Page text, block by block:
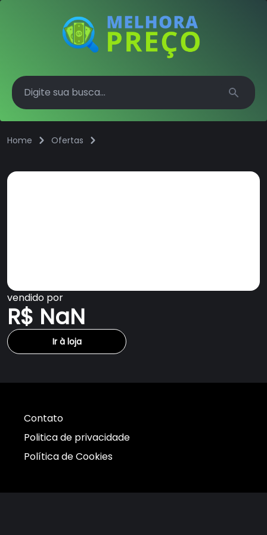
Search
Home Ofertas
vendido por
R$ NaN
Ir à loja
Contato
Politica de privacidade
Política de Cookies